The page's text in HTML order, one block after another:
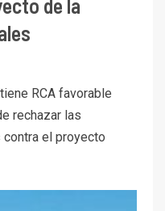
RCA favorable
rechazar las
el proyecto